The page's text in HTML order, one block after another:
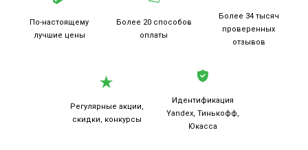
По-настоящему
лучшие цены
Более 20 способов
оплаты
Более 34 тысяч
проверенных
отзывов
Регулярные акции,
скидки, конкурсы
Идентификация
Yandex, Тинькофф,
Юкасса